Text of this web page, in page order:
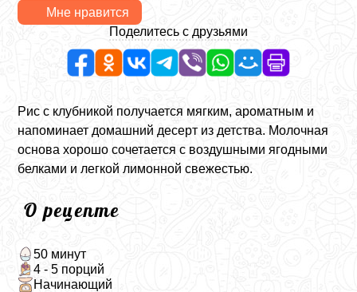
Мне нравится
Поделитесь с друзьями
Рис с клубникой получается мягким, ароматным и
напоминает домашний десерт из детства. Молочная
основа хорошо сочетается с воздушными ягодными
белками и легкой лимонной свежестью.
О рецепте
50 минут
4 - 5 порций
Начинающий